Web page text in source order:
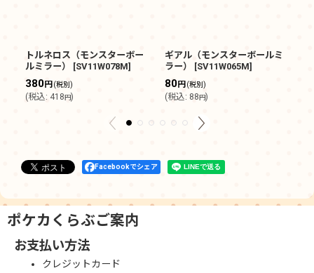
トルネロス（モンスターボー
ルミラー）
[SV11W078M]
380円(税別)
(税込: 418円)
ギアル（モンスターボールミ
ラー）
[SV11W065M]
80円(税別)
(税込: 88円)
Facebookでシェア
ポケカくらぶご案内
お支払い方法
クレジットカード